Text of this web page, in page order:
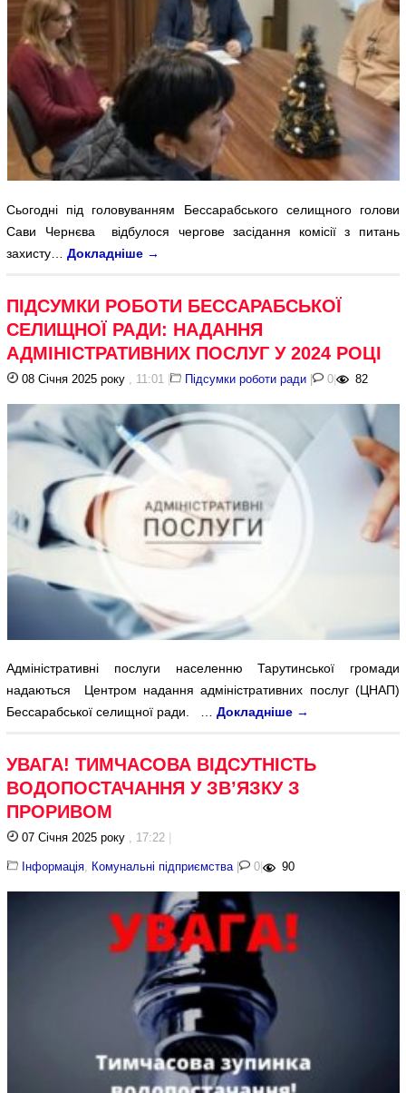
Сьогодні під головуванням Бессарабського селищного голови
Сави Чернєва відбулося чергове засідання комісії з питань
захисту…Докладніше →
ПІДСУМКИ РОБОТИ БЕССАРАБСЬКОЇ
СЕЛИЩНОЇ РАДИ: НАДАННЯ
АДМІНІСТРАТИВНИХ ПОСЛУГ У 2024 РОЦІ
08 Січня 2025 року , 11:01 | Підсумки роботи ради | 0 | 82
Адміністративні послуги населенню Тарутинської громади
надаються Центром надання адміністративних послуг (ЦНАП)
Бессарабської селищної ради. …Докладніше →
УВАГА! ТИМЧАСОВА ВІДСУТНІСТЬ
ВОДОПОСТАЧАННЯ У ЗВ’ЯЗКУ З
ПРОРИВОМ
07 Січня 2025 року , 17:22
Інформація, Комунальні підприємства| 0 | 90